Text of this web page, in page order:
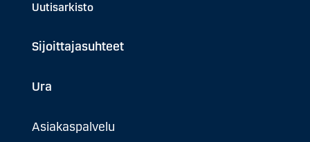
Uutisarkisto
Sijoittajasuhteet
Ura
Asiakaspalvelu